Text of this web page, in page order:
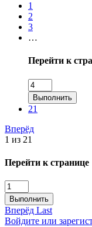
1
2
3
…
Перейти к
Выполнить
21
Вперёд
1 из 21
Перейти к странице
Выполнить
Вперёд Last
Войдите или